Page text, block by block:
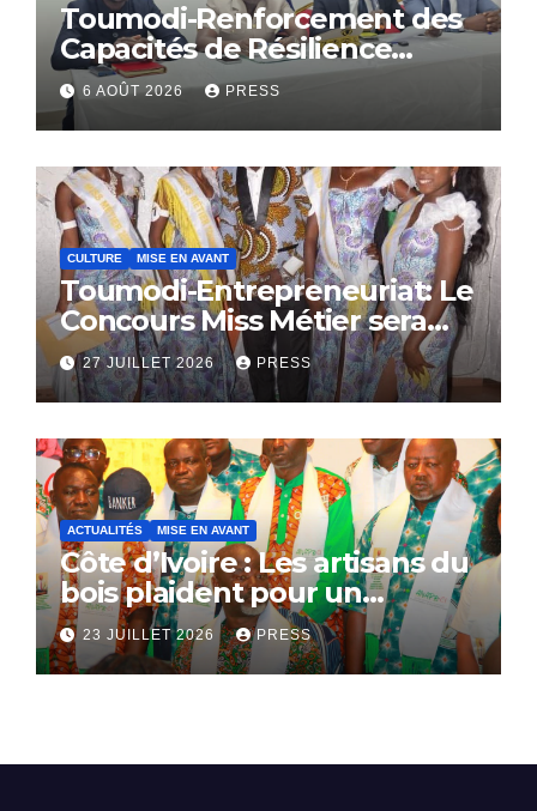
Toumodi-Renforcement des
Capacités de Résilience
Communautaire
6 AOÛT 2026 PRESS
CULTURE MISE EN AVANT
Toumodi-Entrepreneuriat: Le
Concours Miss Métier sera
bientôt lance.
27 JUILLET 2026 PRESS
ACTUALITÉS MISE EN AVANT
Côte d’Ivoire : Les artisans du
bois plaident pour un
dialogue national
23 JUILLET 2026 PRESS